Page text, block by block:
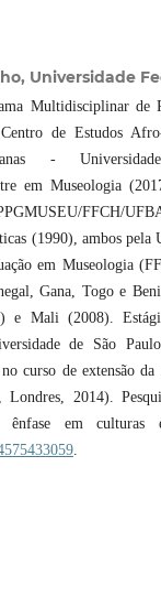
Universidade
Multidisciplinar de
de Estudos
-
em Museologia
FFCH/
(1990), ambos pela
em Museologia
Gana, Togo e
e Mali (2008).
de São
curso de extensão da
Londres, 2014).
ênfase em
.